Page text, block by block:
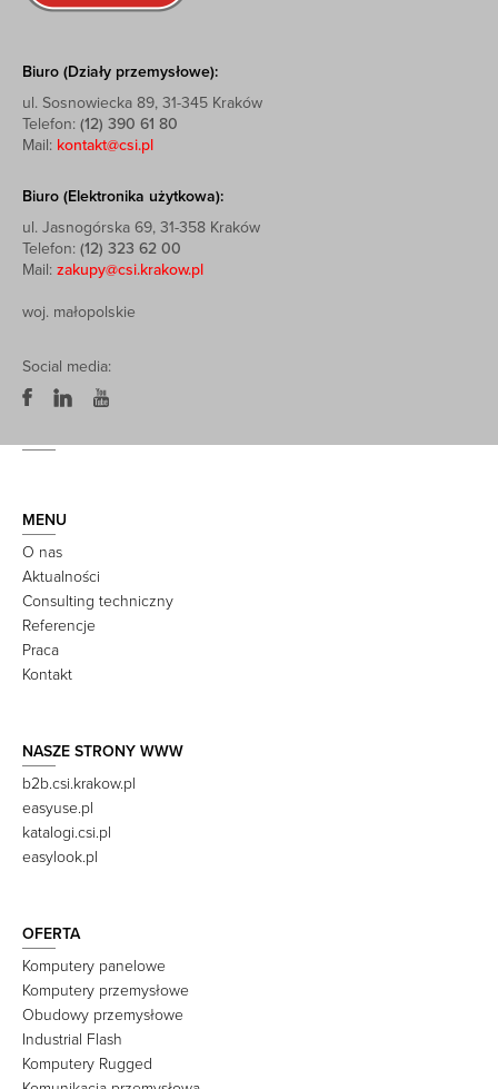
Biuro (Działy przemysłowe):
ul. Sosnowiecka 89, 31-345 Kraków
Telefon: (12) 390 61 80
Mail: kontakt@csi.pl
Biuro (Elektronika użytkowa):
ul. Jasnogórska 69, 31-358 Kraków
Telefon: (12) 323 62 00
Mail: zakupy@csi.krakow.pl
woj. małopolskie
Social media:
MENU
O nas
Aktualności
Consulting techniczny
Referencje
Praca
Kontakt
NASZE STRONY WWW
b2b.csi.krakow.pl
easyuse.pl
katalogi.csi.pl
easylook.pl
OFERTA
Komputery panelowe
Komputery przemysłowe
Obudowy przemysłowe
Industrial Flash
Komputery Rugged